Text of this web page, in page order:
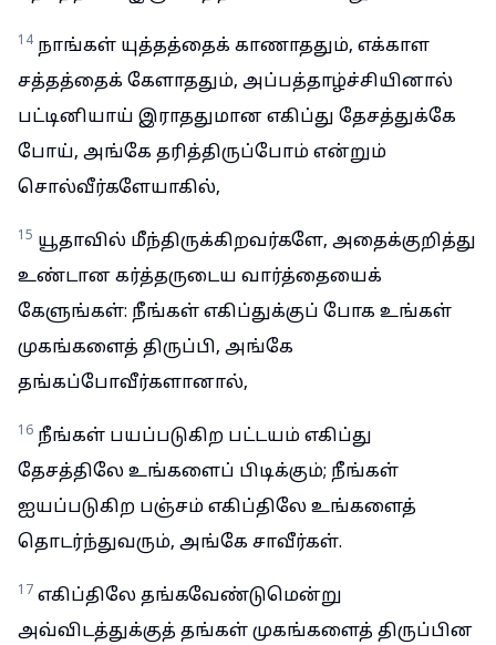
14 நாங்கள் யுத்தத்தைக் காணாததும், எக்காள
சத்தத்தைக் கேளாததும், அப்பத்தாழ்ச்சியினால்
பட்டினியாய் இராததுமான எகிப்து தேசத்துக்கே
போய், அங்கே தரித்திருப்போம் என்றும்
சொல்வீர்களேயாகில்,
15 யூதாவில் மீந்திருக்கிறவர்களே, அதைக்குறித்து
உண்டான கர்த்தருடைய வார்த்தையைக்
கேளுங்கள்: நீங்கள் எகிப்துக்குப் போக உங்கள்
முகங்களைத் திருப்பி, அங்கே
தங்கப்போவீர்களானால்,
16 நீங்கள் பயப்படுகிற பட்டயம் எகிப்து
தேசத்திலே உங்களைப் பிடிக்கும்; நீங்கள்
ஐயப்படுகிற பஞ்சம் எகிப்திலே உங்களைத்
தொடர்ந்துவரும், அங்கே சாவீர்கள்.
17 எகிப்திலே தங்கவேண்டுமென்று
அவ்விடத்துக்குத் தங்கள் முகங்களைத் திருப்பின